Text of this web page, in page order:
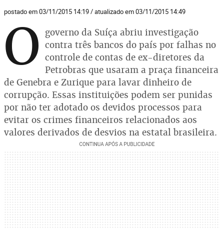
postado em 03/11/2015 14:19 / atualizado em 03/11/2015 14:49
O
governo da Suíça abriu investigação
contra três bancos do país por falhas no
controle de contas de ex-diretores da
Petrobras que usaram a praça financeira
de Genebra e Zurique para lavar dinheiro de
corrupção. Essas instituições podem ser punidas
por não ter adotado os devidos processos para
evitar os crimes financeiros relacionados aos
valores derivados de desvios na estatal brasileira.